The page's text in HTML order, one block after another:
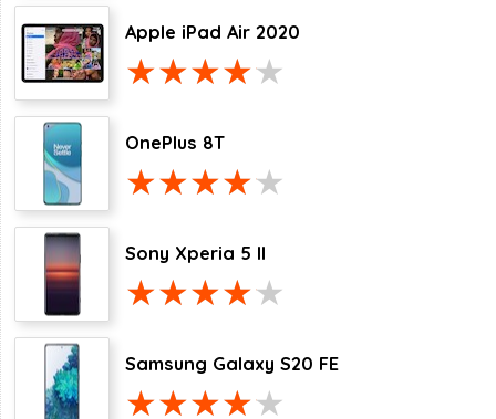
Apple iPad Air 2020
OnePlus 8T
Sony Xperia 5 II
Samsung Galaxy S20 FE